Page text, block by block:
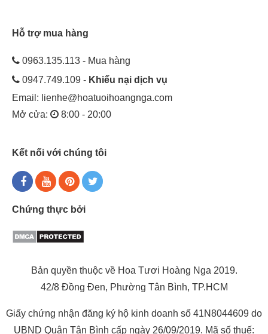
Hỗ trợ mua hàng
0963.135.113 - Mua hàng
0947.749.109 - Khiếu nại dịch vụ
Email: lienhe@hoatuoihoangnga.com
Mở cửa:
8:00 - 20:00
Kết nối với chúng tôi
Chứng thực bởi
Bản quyền thuộc về Hoa Tươi Hoàng Nga 2019.
42/8 Đồng Đen, Phường Tân Bình, TP.HCM
Giấy chứng nhận đăng ký hộ kinh doanh số 41N8044609 do
UBND Quận Tân Bình cấp ngày 26/09/2019. Mã số thuế: